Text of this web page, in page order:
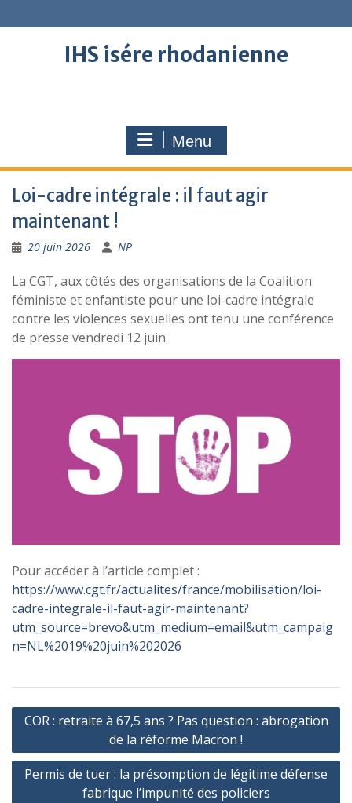
to
IHS isére rhodanienne
Menu
Loi-cadre intégrale : il faut agir
maintenant !
20 juin 2026 NP
La CGT, aux côtés des organisations de la Coalition
féministe et enfantiste pour une loi-cadre intégrale
contre les violences sexuelles ont tenu une conférence
de presse vendredi 12 juin.
Pour accéder à l’article complet :
https://www.cgt.fr/actualites/france/mobilisation/loi-
cadre-integrale-il-faut-agir-maintenant?
utm_source=brevo&utm_medium=email&utm_campaig
n=NL%2019%20juin%202026
Navigation
l’article
COR : retraite à 67,5 ans ? Pas question : abrogation
de la réforme Macron !
Permis de tuer : la présomption de légitime défense
fabrique l’impunité des policiers